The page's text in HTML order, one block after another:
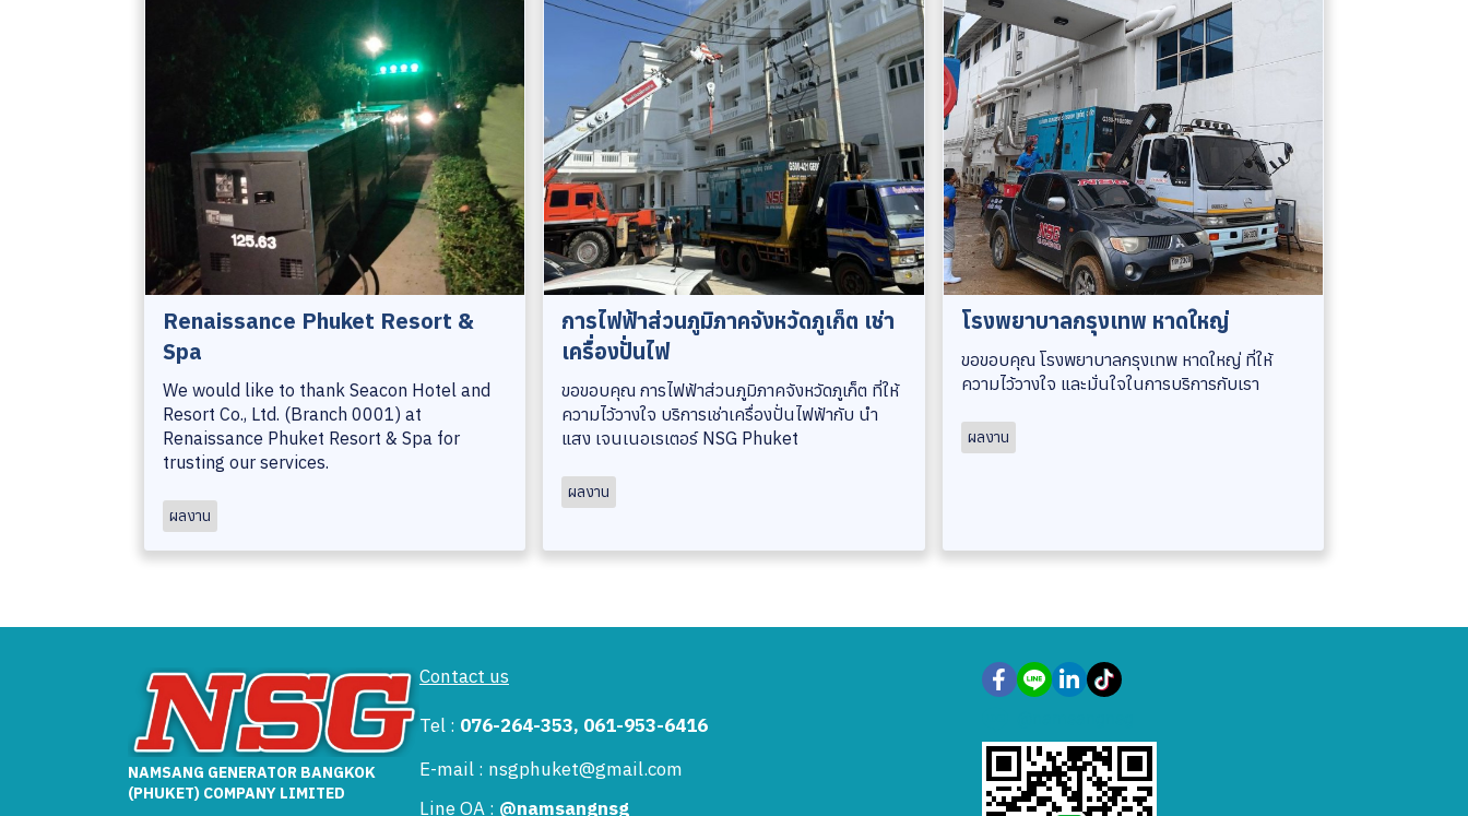
Renaissance Phuket Resort &
Spa
We would like to thank Seacon Hotel and
Resort Co., Ltd. (Branch 0001) at
Renaissance Phuket Resort & Spa for
trusting our services.
ผลงาน
การไฟฟ้าส่วนภูมิภาคจังหวัดภูเก็ต เช่า
เครื่องปั่นไฟ
ขอขอบคุณ การไฟฟ้าส่วนภูมิภาคจังหวัดภูเก็ต ที่ให้
ความไว้วางใจ บริการเช่าเครื่องปั่นไฟฟ้ากับ นำ
แสง เจนเนอเรเตอร์ NSG Phuket
ผลงาน
โรงพยาบาลกรุงเทพ หาดใหญ่
ขอขอบคุณ โรงพยาบาลกรุงเทพ หาดใหญ่ ที่ให้
ความไว้วางใจ และมั่นใจในการบริการกับเรา
ผลงาน
NAMSANG GENERATOR BANGKOK
(PHUKET) COMPANY LIMITED
Contact us
Tel : 076-264-353, 061-953-6416
E-mail : nsgphuket@gmail.com
Line OA : @namsangnsg